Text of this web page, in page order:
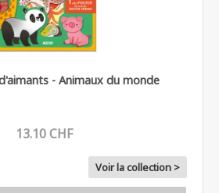
- Animaux du monde
13.10 CHF
Voir la collection >